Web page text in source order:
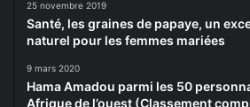
25 novembre 2019
Santé, les graines de papaye, un
naturel pour les femmes mariées
9 mars 2020
Hama Amadou parmi les 50
Afrique de l’ouest (Classement